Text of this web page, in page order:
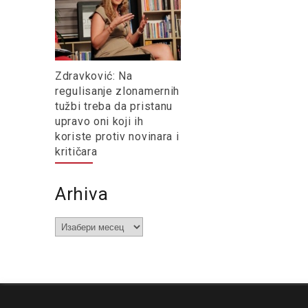
Zdravković: Na
regulisanje zlonamernih
tužbi treba da pristanu
upravo oni koji ih
koriste protiv novinara i
kritičara
Arhiva
Arhiva